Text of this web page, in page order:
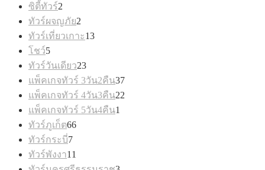
ซิตี้ทัวร์2
สินค้า
ทัวร์ผจญภัย2
สินค้า
ทัวร์เที่ยวเกาะ13
โชว์5
สินค้า
ทัวร์วันเดียว23
สินค้า
แพ็คเกจทัวร์ 3วัน2คืน3737
แพ็คเกจทัวร์ 4วัน3คืน22
แพ็คเกจทัวร์ 5วัน4คืน1
ทัวร์ภูเก็ต66
ทัวร์กระบี่77
สินค้า
ทัวร์พังงา11